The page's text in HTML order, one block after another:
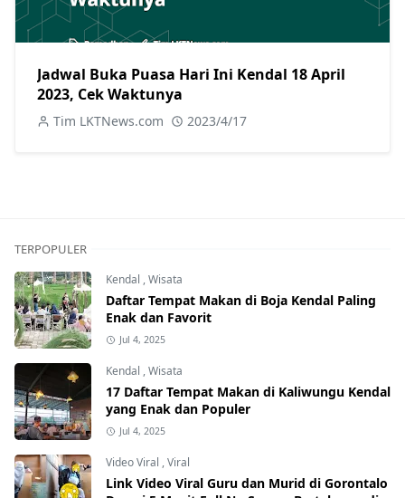
Jadwal Buka Puasa Hari Ini Kendal 18 April
2023, Cek Waktunya
Tim LKTNews.com 2023/4/17
TERPOPULER
Kendal ,Wisata
Daftar Tempat Makan di Boja Kendal Paling
Enak dan Favorit
Jul 4, 2025
Kendal ,Wisata
17 Daftar Tempat Makan di Kaliwungu Kendal
yang Enak dan Populer
Jul 4, 2025
Video Viral ,Viral
Link Video Viral Guru dan Murid di Gorontalo